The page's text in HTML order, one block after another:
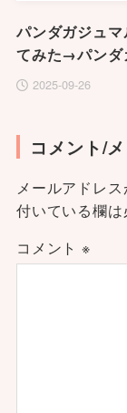
パンダガジュ
てみた→パンダ
2025-09-26
コメント/
メールアドレス
付いている欄
コメント ※